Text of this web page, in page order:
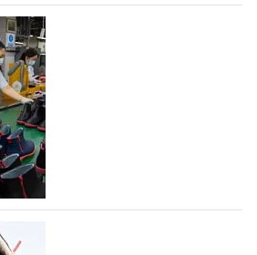
- новый раздел и
локальных
Lamoda решил обновить
локальных
одежды, обуви и аксессуаров.
маркетинговую…
производства обуви в